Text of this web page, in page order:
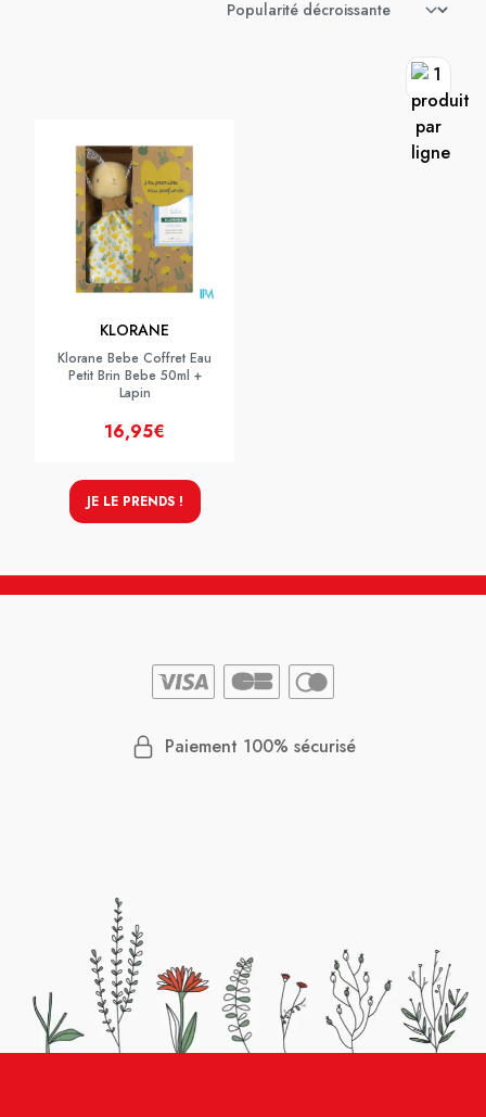
KLORANE
Klorane Bebe Coffret Eau
Petit Brin Bebe 50ml +
Lapin
16,95€
JE LE PRENDS !
Paiement 100% sécurisé